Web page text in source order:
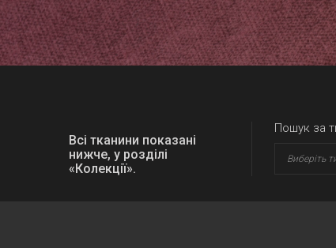
Всі тканини показані
нижче, у розділі
«Колекції».
Пошук за
Виберіть